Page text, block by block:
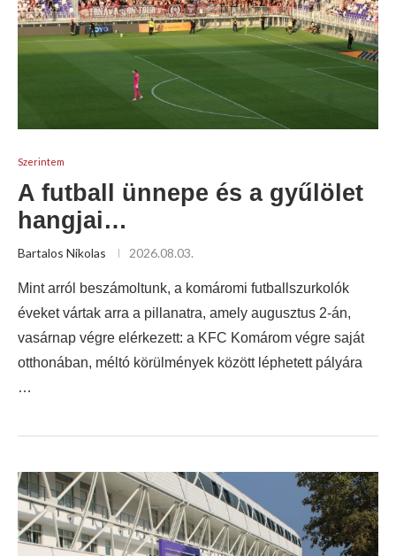
Szerintem
A futball ünnepe és a gyűlölet
hangjai…
Bartalos Nikolas 2026.08.03.
Mint arról beszámoltunk, a komáromi futballszurkolók
éveket vártak arra a pillanatra, amely augusztus 2-án,
vasárnap végre elérkezett: a KFC Komárom végre saját
otthonában, méltó körülmények között léphetett pályára
…